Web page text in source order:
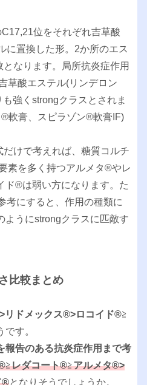
位をそれぞれ吉草酸
に置換した形。2か所のエス
なります。局所抗炎症作用
草酸エステル(リンデロン
強くstrongクラスとされま
軟膏、スピラゾン®︎軟膏IF)
けで考えれば、糖質コルチ
素を多く持つアルメタ®︎やレ
ド®︎は弱い方になります。た
考にすると、作用の種類に
ようにstrongクラスに匹敵す
比較まとめ
リドメックス®︎>ロコイド®︎≧
です。
報告のある抗炎症作用まで考
≧レダコート®︎≧アルメタ®︎>
®︎となりそうでしょうか。